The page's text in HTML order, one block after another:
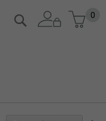
Zum
Inhalt
0
Suche